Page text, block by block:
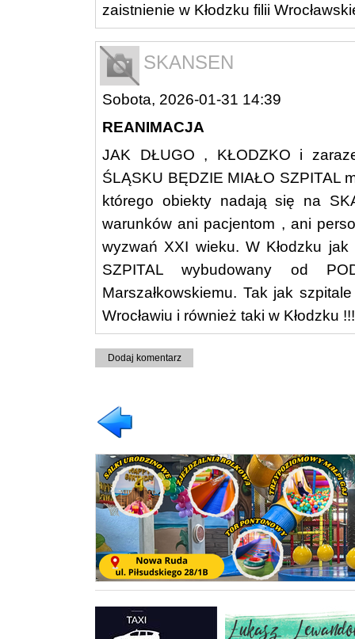
zaistnienie w Kłodzku filii
SKANSEN
Sobota, 2026-01-31 14:39
REANIMACJA
JAK DŁUGO , KŁODZKO i
ŚLĄSKU BĘDZIE MIAŁO SZPITAL
którego obiekty nadają się na
warunków ani pacjentom , ani
wyzwań XXI wieku. W Kłodzku
SZPITAL wybudowany od
Marszałkowskiemu. Tak jak
Wrocławiu i również taki w Kłodzku !!!
Dodaj komentarz